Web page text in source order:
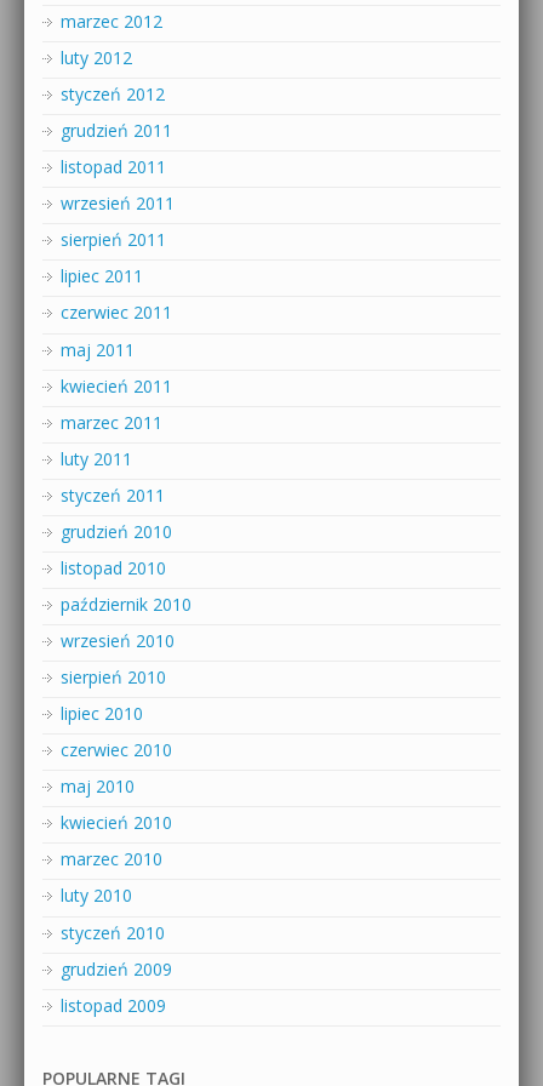
marzec 2012
luty 2012
styczeń 2012
grudzień 2011
listopad 2011
wrzesień 2011
sierpień 2011
lipiec 2011
czerwiec 2011
maj 2011
kwiecień 2011
marzec 2011
luty 2011
styczeń 2011
grudzień 2010
listopad 2010
październik 2010
wrzesień 2010
sierpień 2010
lipiec 2010
czerwiec 2010
maj 2010
kwiecień 2010
marzec 2010
luty 2010
styczeń 2010
grudzień 2009
listopad 2009
POPULARNE TAGI